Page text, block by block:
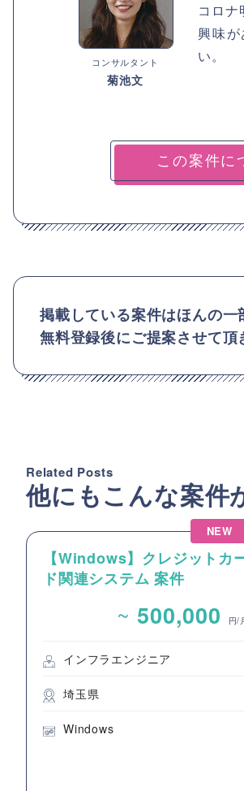
コンサルタント
菊池文
コロナ
興味
い。
掲載している案件はほんの一
無料登録後にご提案させて頂
Related Posts
他にもこんな案件
NEW
【Windows】クレジットカ
ド関連システム 案件
~ 500,000 円/
インフラエンジニア
埼玉県
Windows